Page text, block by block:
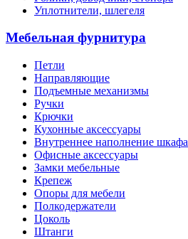
Уплотнители, шлегеля
Мебельная фурнитура
Петли
Направляющие
Подъемные механизмы
Ручки
Крючки
Кухонные аксессуары
Внутреннее наполнение шкафа
Офисные аксессуары
Замки мебельные
Крепеж
Опоры для мебели
Полкодержатели
Цоколь
Штанги